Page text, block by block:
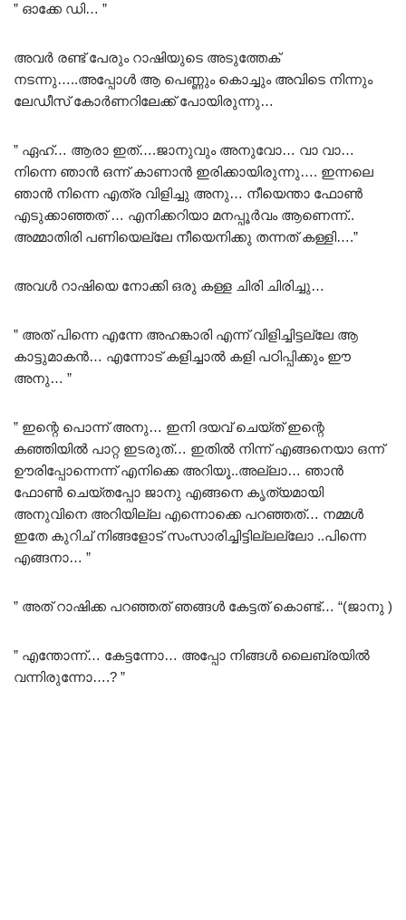
” ഓക്കേ ഡി… ”
അവർ രണ്ട് പേരും റാഷിയുടെ അടുത്തേക്
നടന്നു…..അപ്പോൾ ആ പെണ്ണും കൊച്ചും അവിടെ നിന്നും
ലേഡീസ് കോർണറിലേക്ക് പോയിരുന്നു…
” ഏഹ്… ആരാ ഇത്….ജാനുവും അനുവോ… വാ വാ…
നിന്നെ ഞാൻ ഒന്ന് കാണാൻ ഇരിക്കായിരുന്നു…. ഇന്നലെ
ഞാൻ നിന്നെ എത്ര വിളിച്ചു അനു… നീയെന്താ ഫോൺ
എടുക്കാഞ്ഞത് … എനിക്കറിയാ മനപ്പൂർവം ആണെന്ന്..
അമ്മാതിരി പണിയെല്ലേ നീയെനിക്കു തന്നത് കള്ളി….”
അവൾ റാഷിയെ നോക്കി ഒരു കള്ള ചിരി ചിരിച്ചു…
” അത് പിന്നെ എന്നേ അഹങ്കാരി എന്ന് വിളിച്ചിട്ടല്ലേ ആ
കാട്ടുമാകൻ… എന്നോട് കളിച്ചാൽ കളി പഠിപ്പിക്കും ഈ
അനു… ”
” ഇന്റെ പൊന്ന് അനു… ഇനി ദയവ് ചെയ്ത് ഇന്റെ
കഞ്ഞിയിൽ പാറ്റ ഇടരുത്… ഇതിൽ നിന്ന് എങ്ങനെയാ ഒന്ന്
ഊരിപ്പോന്നെന്ന് എനിക്കെ അറിയൂ..അല്ലാ… ഞാൻ
ഫോൺ ചെയ്തപ്പോ ജാനു എങ്ങനെ കൃത്യമായി
അനുവിനെ അറിയില്ല എന്നൊക്കെ പറഞ്ഞത്… നമ്മൾ
ഇതേ കുറിച് നിങ്ങളോട് സംസാരിച്ചിട്ടില്ലല്ലോ ..പിന്നെ
എങ്ങനാ… ”
” അത് റാഷിക്ക പറഞ്ഞത് ഞങ്ങൾ കേട്ടത് കൊണ്ട്… “(ജാനു )
” എന്തോന്ന്… കേട്ടന്നോ… അപ്പോ നിങ്ങൾ ലൈബ്രയിൽ
വന്നിരുന്നോ….? ”